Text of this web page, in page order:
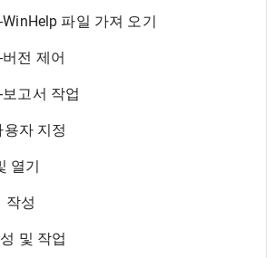
파일 가져 오기
전 제어
고서 작업
자 지정
열기
작성
및 작업